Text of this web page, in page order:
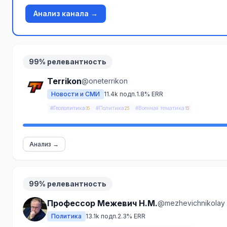
Анализ канала →
99% релевантность
Terrikon@oneterrikon
Новости и СМИ 11.4k подп.1.8% ERR
#Геополитика 35 #Политика 25 #Военная тематика 15
Анализ →
99% релевантность
Профессор Межевич Н.М.@mezhevichnikolay
Политика 13.1k подп.2.3% ERR